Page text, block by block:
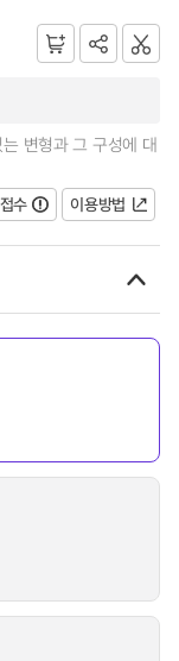
변형과 그 구성에 대
수
이용방법